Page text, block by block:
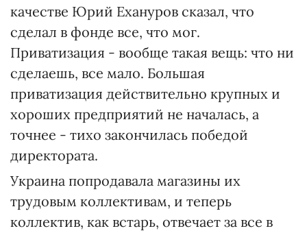
качестве Юрий Ехануров сказал, что
сделал в фонде все, что мог.
Приватизация - вообще такая вещь: что ни
сделаешь, все мало. Большая
приватизация действительно крупных и
хороших предприятий не началась, а
точнее - тихо закончилась победой
директората.
Украина попродавала магазины их
трудовым коллективам, и теперь
коллектив, как встарь, отвечает за все в